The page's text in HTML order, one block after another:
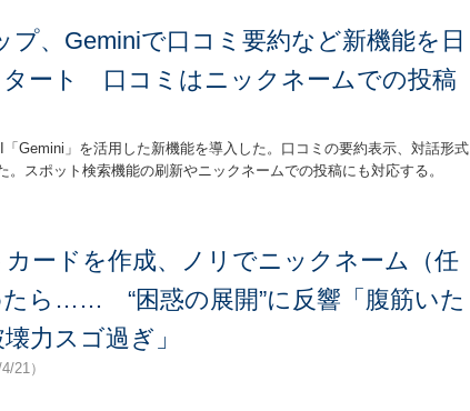
プ、Geminiで口コミ要約など新機能を日
タート 口コミはニックネームでの投稿
Gemini」を活用した新機能を導入した。口コミの要約表示、対話形式
スポット検索機能の刷新やニックネームでの投稿にも対応する。
ードを作成、ノリでニックネーム（任
たら…… “困惑の展開”に反響「腹筋いた
力スゴ過ぎ」
21）